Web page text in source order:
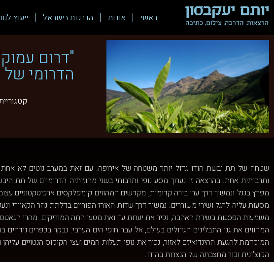
ראשי אודות הדרכות בישראל ייעוץ
"דרום
הדרומי
שטחה של תת יבשת הודו גדול יותר משטחה של אירופה. עם זאת במערב נוטים לא אחת
ותרבותית אחת. בהרצאה זו נערוך מסע נופי ותרבותי בשני מחוזותיה הדרומיים של תת
מפרץ בנגל ונמשיך דרך ערי בירה קדומות, מקדשים המהווים קומפלקסים ארכיטקטוניים
מסעות עליה לרגל ושירי משוררים. נמשיך דרך שדות האורז הפוריים בדלתת נהר הקאוורי
משמעות הפסגות בשירת האהבה, נכיר את יערות עד ואת מטעי התה המוריקים. מהרי
המהווים את גני התבלינים הגדולים בעולם, אל עבר חופי הים הערבי. נבקר בכפרים
המוקדמת להגעת ההינדואיזם לאזור, נכיר את נופי תעלות המים ועצי הקוקוס הנטויים
הקוצ'ינית וכור מחצבתה של הנצרות בהודו.